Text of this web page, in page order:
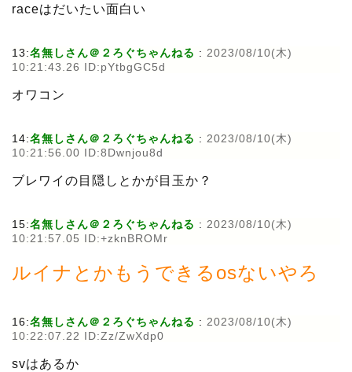
raceはだいたい面白い
13:名無しさん＠２ろぐちゃんねる : 2023/08/10(木)
10:21:43.26 ID:pYtbgGC5d
オワコン
14:名無しさん＠２ろぐちゃんねる : 2023/08/10(木)
10:21:56.00 ID:8Dwnjou8d
ブレワイの目隠しとかが目玉か？
15:名無しさん＠２ろぐちゃんねる : 2023/08/10(木)
10:21:57.05 ID:+zknBROMr
ルイナとかもうできるosないやろ
16:名無しさん＠２ろぐちゃんねる : 2023/08/10(木)
10:22:07.22 ID:Zz/ZwXdp0
svはあるか